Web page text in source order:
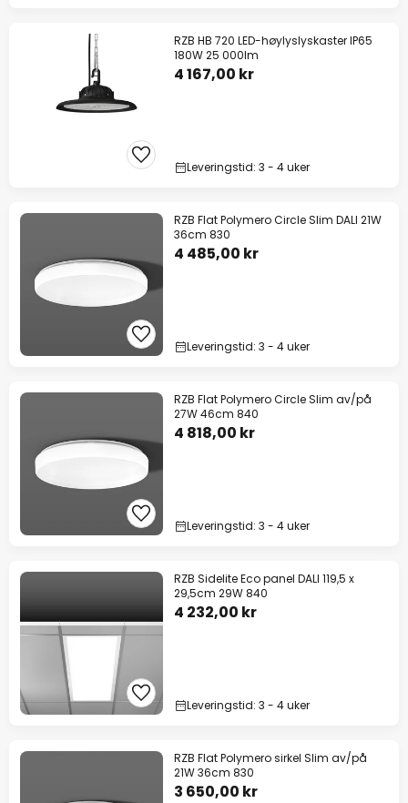
RZB HB 720 LED-høylyslyskaster IP65
180W 25 000lm
4 167,00 kr
Leveringstid: 3 - 4 uker
RZB Flat Polymero Circle Slim DALI 21W
36cm 830
4 485,00 kr
Leveringstid: 3 - 4 uker
RZB Flat Polymero Circle Slim av/på
27W 46cm 840
4 818,00 kr
Leveringstid: 3 - 4 uker
RZB Sidelite Eco panel DALI 119,5 x
29,5cm 29W 840
4 232,00 kr
Leveringstid: 3 - 4 uker
RZB Flat Polymero sirkel Slim av/på
21W 36cm 830
3 650,00 kr